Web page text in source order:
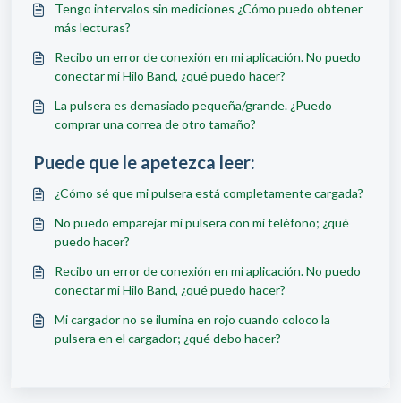
Tengo intervalos sin mediciones ¿Cómo puedo obtener
más lecturas?
Recibo un error de conexión en mi aplicación. No puedo
conectar mi Hilo Band, ¿qué puedo hacer?
La pulsera es demasiado pequeña/grande. ¿Puedo
comprar una correa de otro tamaño?
Puede que le apetezca leer:
¿Cómo sé que mi pulsera está completamente cargada?
No puedo emparejar mi pulsera con mi teléfono; ¿qué
puedo hacer?
Recibo un error de conexión en mi aplicación. No puedo
conectar mi Hilo Band, ¿qué puedo hacer?
Mi cargador no se ilumina en rojo cuando coloco la
pulsera en el cargador; ¿qué debo hacer?